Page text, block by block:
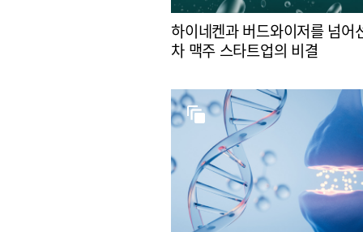
하이네켄과 버드와이저를 넘어
차 맥주 스타트업의 비결